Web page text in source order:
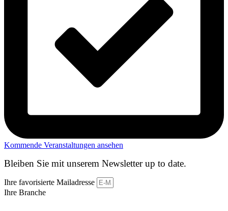
Kommende Veranstaltungen ansehen
Bleiben Sie mit unserem Newsletter up to date.
Ihre favorisierte Mailadresse
Ihre Branche